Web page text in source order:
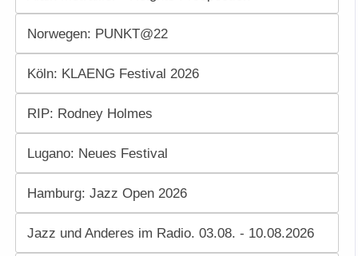
Norwegen: PUNKT@22
Köln: KLAENG Festival 2026
RIP: Rodney Holmes
Lugano: Neues Festival
Hamburg: Jazz Open 2026
Jazz und Anderes im Radio. 03.08. - 10.08.2026